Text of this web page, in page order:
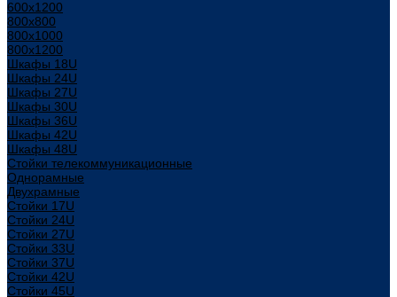
600х1200
800x800
800х1000
800х1200
Шкафы 18U
Шкафы 24U
Шкафы 27U
Шкафы 30U
Шкафы 36U
Шкафы 42U
Шкафы 48U
Стойки телекоммуникационные
Однорамные
Двухрамные
Стойки 17U
Стойки 24U
Стойки 27U
Стойки 33U
Стойки 37U
Стойки 42U
Стойки 45U